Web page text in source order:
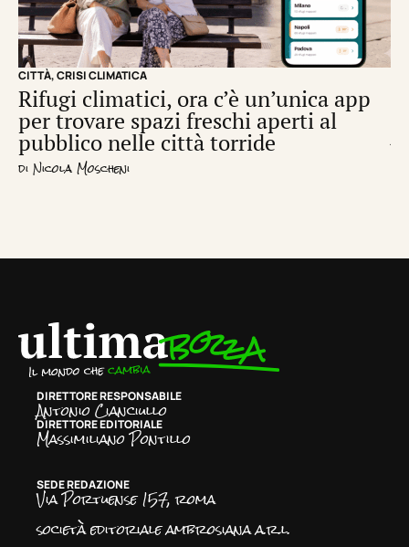
CITTÀ,CRISI CLIMATICA
Rifugi climatici, ora c’è un’unica app
per trovare spazi freschi aperti al
pubblico nelle città torride
di Nicola Moscheni
DIRETTORE RESPONSABILE
Antonio Cianciullo
DIRETTORE EDITORIALE
Massimiliano Pontillo
SEDE REDAZIONE
Via Portuense 157, roma
società editoriale ambrosiana a.r.l.